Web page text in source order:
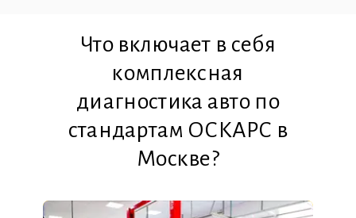
Что включает в себя
комплексная
диагностика авто по
стандартам ОСКАРС в
Москве?